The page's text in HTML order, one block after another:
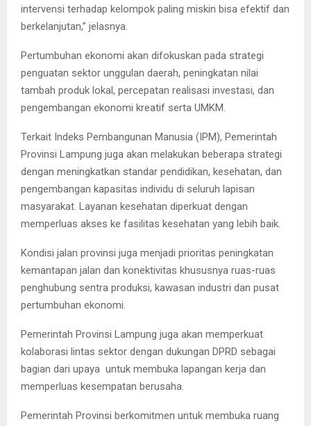
intervensi terhadap kelompok paling miskin bisa efektif dan
berkelanjutan,” jelasnya.
Pertumbuhan ekonomi akan difokuskan pada strategi
penguatan sektor unggulan daerah, peningkatan nilai
tambah produk lokal, percepatan realisasi investasi, dan
pengembangan ekonomi kreatif serta UMKM.
Terkait Indeks Pembangunan Manusia (IPM), Pemerintah
Provinsi Lampung juga akan melakukan beberapa strategi
dengan meningkatkan standar pendidikan, kesehatan, dan
pengembangan kapasitas individu di seluruh lapisan
masyarakat. Layanan kesehatan diperkuat dengan
memperluas akses ke fasilitas kesehatan yang lebih baik.
Kondisi jalan provinsi juga menjadi prioritas peningkatan
kemantapan jalan dan konektivitas khususnya ruas-ruas
penghubung sentra produksi, kawasan industri dan pusat
pertumbuhan ekonomi.
Pemerintah Provinsi Lampung juga akan memperkuat
kolaborasi lintas sektor dengan dukungan DPRD sebagai
bagian dari upaya untuk membuka lapangan kerja dan
memperluas kesempatan berusaha.
Pemerintah Provinsi berkomitmen untuk membuka ruang